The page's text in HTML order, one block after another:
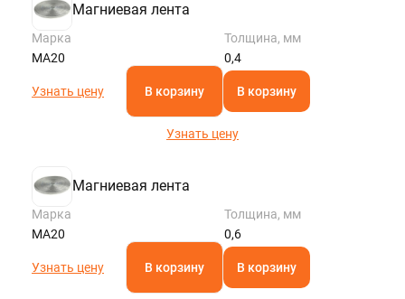
Магниевая лента
Марка
МА20
Толщина, мм
0,4
Узнать цену В корзину В корзину
Узнать цену
Магниевая лента
Марка
МА20
Толщина, мм
0,6
Узнать цену В корзину В корзину